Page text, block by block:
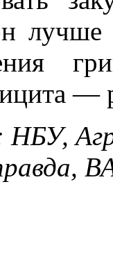
лучше
—